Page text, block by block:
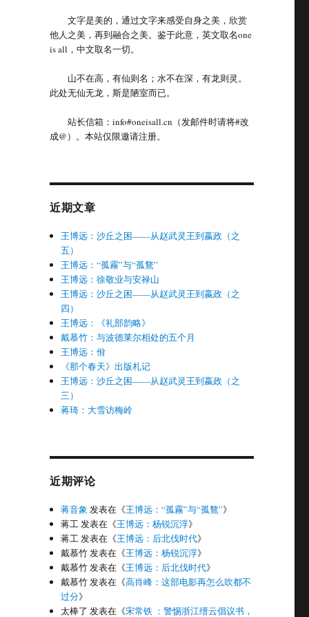
文字是美的，通过文字来感受自身之美，欣赏
他人之美，再到融合之美。鉴于此意，英文取名one
is all，中文取名一切。
山不在高，有仙则名；水不在深，有龙则灵。
此处无仙无龙，斯是陋室而已。
站长信箱：info#oneisall.cn（发邮件时请将#改
成@）。本站仅限邀请注册。
近期文章
王博远：沙丘之困——从赵武灵王到嬴政（之
五）
王博远：“孤霧”与“孤鶩”
王博远：徐敬业与安禄山
王博远：沙丘之困——从赵武灵王到嬴政（之
四）
王博远：《礼部韵略》
戴慕竹：与波德莱尔相处的五个月
王博远：佾
《那个春天》出版札记
王博远：沙丘之困——从赵武灵王到嬴政（之
三）
蒋琦：大雪访梅岭
近期评论
蒋音象 发表在《王博远：“孤霧”与“孤鶩”》
蒋工发表在《王博远：杨锐沉浮》
蒋工发表在《王博远：后北伐时代》
戴慕竹发表在《王博远：杨锐沉浮》
戴慕竹发表在《王博远：后北伐时代》
戴慕竹发表在《高肖峰：这部电影再怎么吹都不
过分》
太棒了 发表在《宋常铁 ：警惕浙江缙云倡议书，